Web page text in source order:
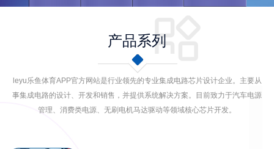
产品系列
leyu乐鱼体育APP官方网站是行业领先的专业集成电路芯片设计企业。主要从
事集成电路的设计、开发和销售，并提供系统解决方案。目前致力于汽车电源
管理、消费类电源、无刷电机马达驱动等领域核心芯片开发。